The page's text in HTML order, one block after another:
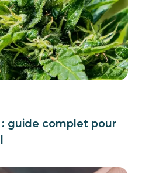
: guide complet pour